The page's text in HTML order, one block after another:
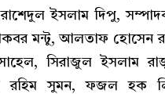
ইসলাম দিপু,
মন্টু, আলতাফ হোসেন
সিরাজুল ইসলাম
রহিম সুমন, ফজল হক